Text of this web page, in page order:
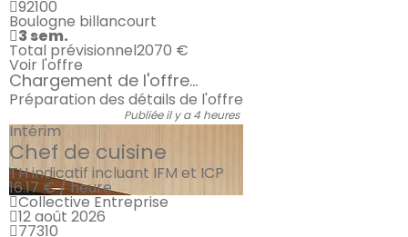
92100
Boulogne billancourt
3 sem.
Total prévisionnel2070 €
Voir l'offre
Chargement de l'offre...
Préparation des détails de l'offre
Publiée il y a 4 heures
Intérim
Chef de cuisine
TH indicatif incluant IFM et ICP
16.17 € / heure
Collective Entreprise
12 août 2026
77310